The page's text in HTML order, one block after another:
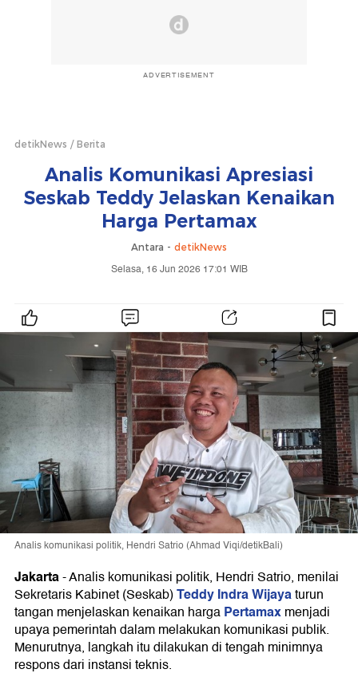
ADVERTISEMENT
detikNews Berita
Analis Komunikasi Apresiasi
Seskab Teddy Jelaskan Kenaikan
Harga Pertamax
Antara - detikNews
Selasa, 16 Jun 2026 17:01 WIB
Analis komunikasi politik, Hendri Satrio (Ahmad Viqi/detikBali)
Jakarta-Analis komunikasi politik, Hendri Satrio, menilai
Sekretaris Kabinet (Seskab)Teddy Indra Wijayaturun
tangan menjelaskan kenaikan hargaPertamaxmenjadi
upaya pemerintah dalam melakukan komunikasi publik.
Menurutnya, langkah itu dilakukan di tengah minimnya
respons dari instansi teknis.